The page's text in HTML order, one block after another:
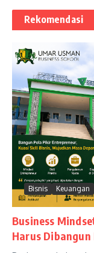
Rekomendasi
Bisnis Keuangan
Business
Harus